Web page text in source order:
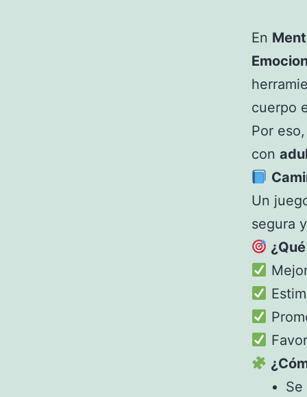
En
cuerpo
Por
con
Un
segura